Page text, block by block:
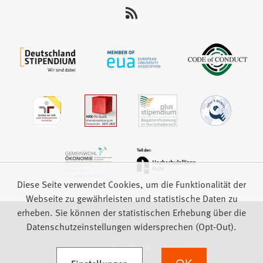
Impressum Datenschutz
Barrierefreiheit
Feedback
Diese Seite verwendet Cookies, um die Funktionalität der
Webseite zu gewährleisten und statistische Daten zu
erheben. Sie können der statistischen Erhebung über die
Datenschutzeinstellungen widersprechen (Opt-Out).